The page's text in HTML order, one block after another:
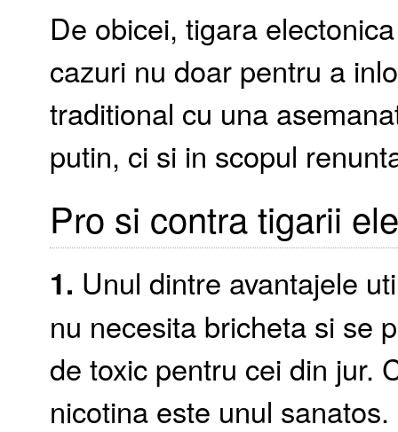
De obicei, tigara
cazuri nu doar pentru a
traditional cu una
putin, ci si in scopul
Pro si contra tigarii
1. Unul dintre avantajele
nu necesita bricheta si se
de toxic pentru cei din jur.
nicotina este unul sanatos.